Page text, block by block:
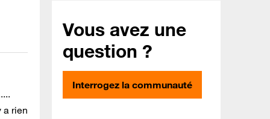
rien
Vous avez une
question ?
Interrogez la communauté